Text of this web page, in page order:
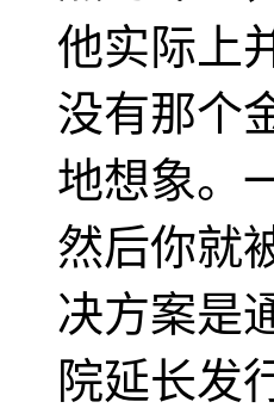
他实际上
没有那个
地想象。
然后你就
决方案是
院延长发